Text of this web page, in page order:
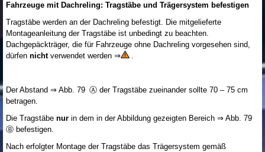
Fahrzeuge mit Dachreling: Tragstäbe und Trägersystem befestigen
Tragstäbe werden an der Dachreling befestigt. Die mitgelieferte
Montageanleitung der Tragstäbe ist unbedingt zu beachten.
Dachgepäckträger, die für Fahrzeuge ohne Dachreling vorgesehen sind,
dürfen nichtverwendet werden ⇒ .
Der Abstand ⇒ Abb. 79 Ⓐ der Tragstäbe zueinander sollte 70 – 75 cm
betragen.
Die Tragstäbe nur in dem in der Abbildung gezeigten Bereich ⇒ Abb. 79
Ⓑ befestigen.
Nach erfolgter Montage der Tragstäbe das Trägersystem gemäß